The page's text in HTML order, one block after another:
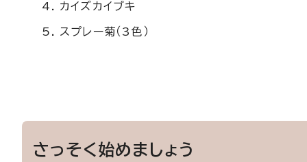
カイズカイブキ
スプレー菊（3色）
さっそく始めましょう